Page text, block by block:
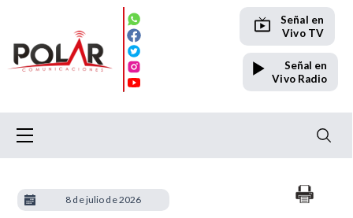
Señal en
Vivo TV
Señal en
Vivo Radio
8 de julio de 2026